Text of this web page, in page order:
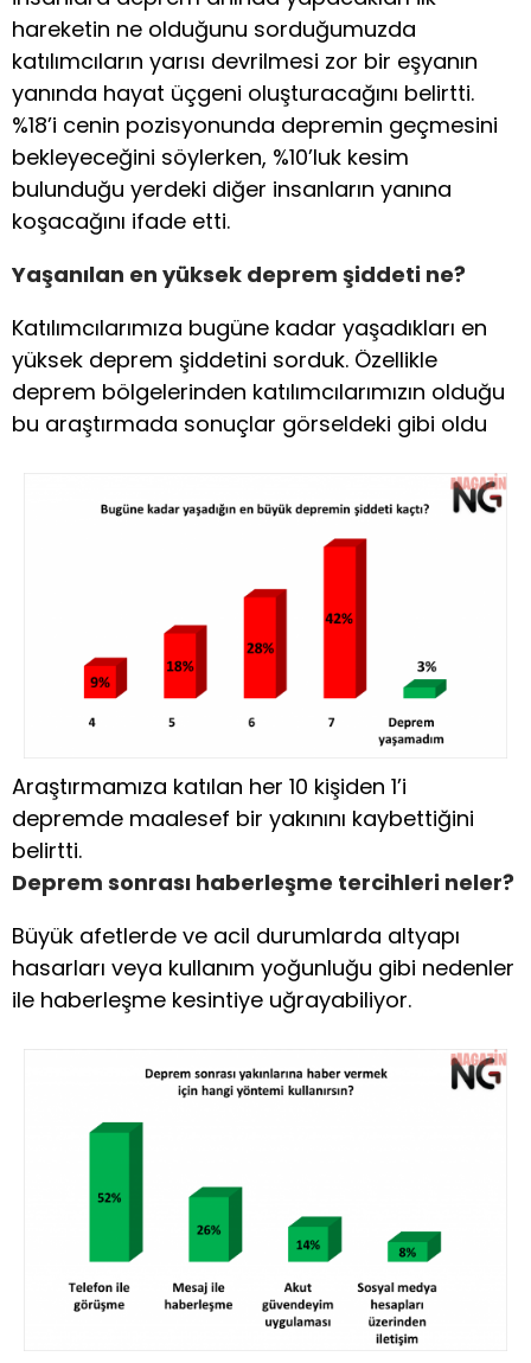
hareketin ne olduğunu sorduğumuzda
katılımcıların yarısı devrilmesi zor bir eşyanın
yanında hayat üçgeni oluşturacağını belirtti.
%18’i cenin pozisyonunda depremin geçmesini
bekleyeceğini söylerken, %10’luk kesim
bulunduğu yerdeki diğer insanların yanına
koşacağını ifade etti.
Yaşanılan en yüksek deprem şiddeti ne?
Katılımcılarımıza bugüne kadar yaşadıkları en
yüksek deprem şiddetini sorduk. Özellikle
deprem bölgelerinden katılımcılarımızın olduğu
bu araştırmada sonuçlar görseldeki gibi oldu
Araştırmamıza katılan her 10 kişiden 1’i
depremde maalesef bir yakınını kaybettiğini
belirtti.
Deprem sonrası haberleşme tercihleri neler?
Büyük afetlerde ve acil durumlarda altyapı
hasarları veya kullanım yoğunluğu gibi nedenler
ile haberleşme kesintiye uğrayabiliyor.